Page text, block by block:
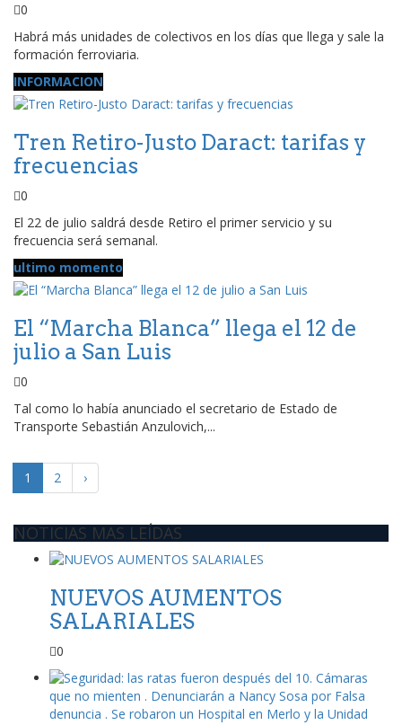
0
Habrá más unidades de colectivos en los días que llega y sale la
formación ferroviaria.
INFORMACION
Tren Retiro-Justo Daract: tarifas y
frecuencias
0
El 22 de julio saldrá desde Retiro el primer servicio y su
frecuencia será semanal.
ultimo momento
El “Marcha Blanca” llega el 12 de
julio a San Luis
0
Tal como lo había anunciado el secretario de Estado de
Transporte Sebastián Anzulovich,...
1 2 ›
NOTICIAS MAS LEÍDAS
NUEVOS AUMENTOS
SALARIALES
0